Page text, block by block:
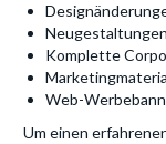
Komplette
Web-
Um einen